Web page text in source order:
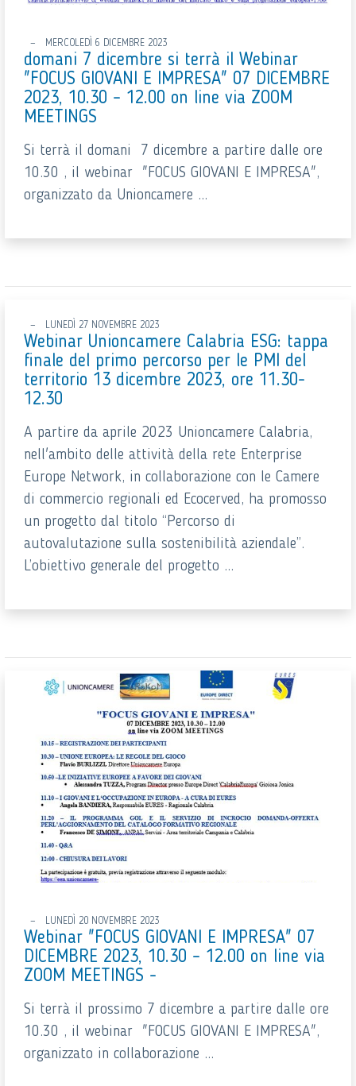
MERCOLEDÌ 6 DICEMBRE 2023
domani 7 dicembre si terrà il Webinar
"FOCUS GIOVANI E IMPRESA" 07 DICEMBRE
2023, 10.30 – 12.00 on line via ZOOM
MEETINGS
Si terrà il domani 7 dicembre a partire dalle ore
10.30 , il webinar "FOCUS GIOVANI E IMPRESA",
organizzato da Unioncamere ...
LUNEDÌ 27 NOVEMBRE 2023
Webinar Unioncamere Calabria ESG: tappa
finale del primo percorso per le PMI del
territorio 13 dicembre 2023, ore 11.30-
12.30
A partire da aprile 2023 Unioncamere Calabria,
nell'ambito delle attività della rete Enterprise
Europe Network, in collaborazione con le Camere
di commercio regionali ed Ecocerved, ha promosso
un progetto dal titolo “Percorso di
autovalutazione sulla sostenibilità aziendale”.
L’obiettivo generale del progetto ...
LUNEDÌ 20 NOVEMBRE 2023
Webinar "FOCUS GIOVANI E IMPRESA" 07
DICEMBRE 2023, 10.30 – 12.00 on line via
ZOOM MEETINGS -
Si terrà il prossimo 7 dicembre a partire dalle ore
10.30 , il webinar "FOCUS GIOVANI E IMPRESA",
organizzato in collaborazione ...